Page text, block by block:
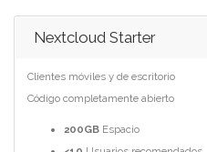
Nextcloud Starter
Clientes móviles y de escritorio
Código completamente abierto
200GB Espacio